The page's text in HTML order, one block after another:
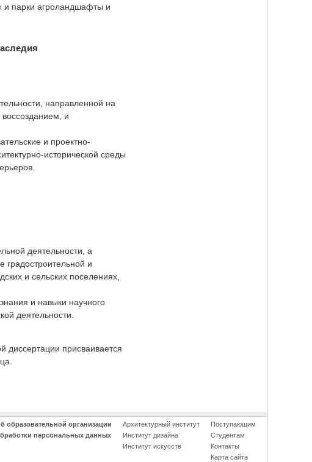
и парки агроландшафты и
направленной на
и
и проектно-
исторической среды
деятельности, а
градостроительной и
и сельских поселениях,
и навыки научного
деятельности.
диссертации присваивается
образовательной организации
персональных данных
Архитектурный институт
Институт дизайна
Институт искусств
Поступающим
Студентам
Контакты
Карта сайта